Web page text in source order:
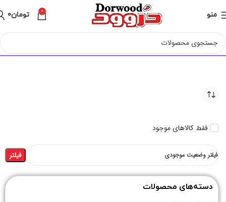
منو 0 تومان0
فقط کالاهای موجود
فیلتر وضعیت موجودی فیلتر
دسته‌های محصولات